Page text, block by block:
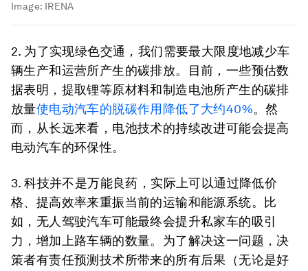
Image: IRENA
2. 为了实现绿色交通，我们需要最大限度地减少车
辆生产和运营所产生的碳排放。目前，一些预估数
据表明，提取锂等原材料和制造电池所产生的碳排
放量使电动汽车的脱碳作用降低了大约40%。然
而，从长远来看，电池技术的持续改进可能会提高
电动汽车的环保性。
3. 科技并不是万能良药，实际上可以通过降低价
格、提高效率来重振当前的运输和能源系统。比
如，无人驾驶汽车可能最终会提升私家车的吸引
力，增加上路车辆的数量。为了解决这一问题，决
策者有责任预测技术所带来的所有后果（无论是好